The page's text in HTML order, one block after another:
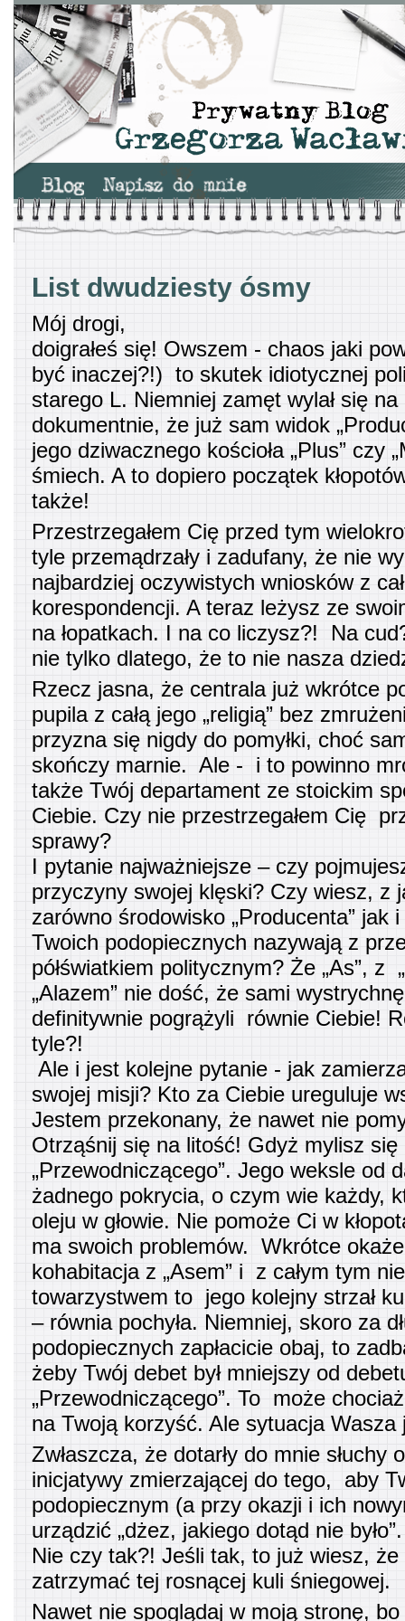
List dwudziesty ósmy
Mój drogi,
doigrałeś się! Owszem - chaos jaki
być inaczej?!) to skutek idiotycznej
starego L. Niemniej zamęt wylał się na
dokumentnie, że już sam widok
jego dziwacznego kościoła „Plus” czy
śmiech. A to dopiero początek
także!
Przestrzegałem Cię przed tym
tyle przemądrzały i zadufany, że nie
najbardziej oczywistych wniosków z
korespondencji. A teraz leżysz ze
na łopatkach. I na co liczysz?! Na
nie tylko dlatego, że to nie nasza
Rzecz jasna, że centrala już wkrótce
pupila z całą jego „religią” bez
przyzna się nigdy do pomyłki, choć
skończy marnie. Ale - i to powinno
także Twój departament ze stoickim
Ciebie. Czy nie przestrzegałem Cię
sprawy?
I pytanie najważniejsze – czy
przyczyny swojej klęski? Czy wiesz, z
zarówno środowisko „Producenta” jak
Twoich podopiecznych nazywają z
półświatkiem politycznym? Że „As”, z
„Alazem” nie dość, że sami
definitywnie pogrążyli równie Ciebie!
tyle?!
Ale i jest kolejne pytanie - jak
swojej misji? Kto za Ciebie ureguluje
Jestem przekonany, że nawet nie
Otrząśnij się na litość! Gdyż mylisz
„Przewodniczącego”. Jego weksle od
żadnego pokrycia, o czym wie każdy,
oleju w głowie. Nie pomoże Ci w
ma swoich problemów. Wkrótce
kohabitacja z „Asem” i z całym tym
towarzystwem to jego kolejny strzał
– równia pochyła. Niemniej, skoro za
podopiecznych zapłacicie obaj, to
żeby Twój debet był mniejszy od
„Przewodniczącego”. To może
na Twoją korzyść. Ale sytuacja Wasza
Zwłaszcza, że dotarły do mnie słuchy
inicjatywy zmierzającej do tego, aby
podopiecznym (a przy okazji i ich
urządzić „dżez, jakiego dotąd nie
Nie czy tak?! Jeśli tak, to już wiesz,
zatrzymać tej rosnącej kuli śniegowej.
Nawet nie spoglądaj w moją stronę,